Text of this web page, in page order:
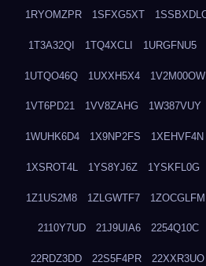
1RYOMZPR 1SFXG5XT
1T3A32QI 1TQ4XCLI 1URGFNU5
1UTQO46Q 1UXXH5X4 1V2M00OW
1VT6PD21 1VV8ZAHG 1W387VUY
1WUHK6D4 1X9NP2FS 1XEHVF4N
1XSROT4L 1YS8YJ6Z 1YSKFL0G
1Z1US2M8 1ZLGWTF7 1ZOCGLFM
2110Y7UD 21J9UIA6 2254Q10C
22RDZ3DD 22S5F4PR 22XXR3UO